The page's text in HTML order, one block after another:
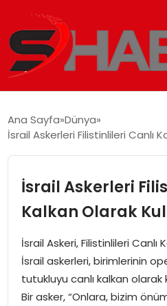
TEKNOLOJI
SPOR
EKONOMI
SIYASET
Ana Sayfa Dünya
İsrail Askerleri Filistinlileri Canlı
İsrail Askerleri
Kalkan Olarak
İsrail Askeri, Filistinlileri Canlı
İsrail askerleri, birimlerinin
tutukluyu canlı kalkan olarak
Bir asker, “Onlara, bizim